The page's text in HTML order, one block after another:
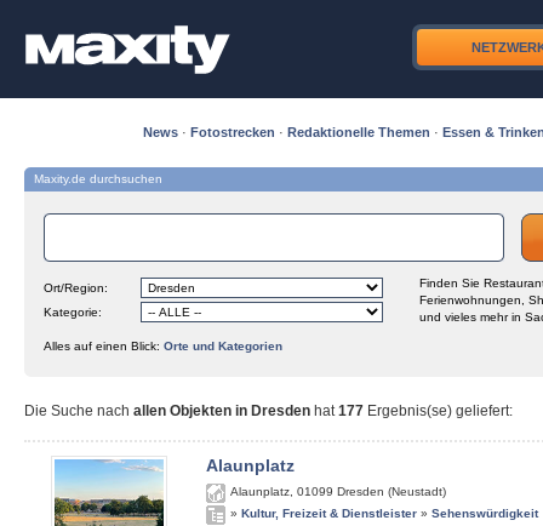
News · Fotostrecken · Redaktionelle Themen · Essen &
Maxity.de durchsuchen
Ort/Region:
Kategorie:
Finden Sie
Ferienwohnungen,
und vieles mehr in
Alles auf einen Blick: Orte und Kategorien
Die Suche nach allen Objekten in Dresden hat177 Ergebnis(se) geliefert:
Alaunplatz
Alaunplatz 01099 Dresden (Neustadt)
» Kultur, Freizeit & Dienstleister » Sehenswürdigkeit